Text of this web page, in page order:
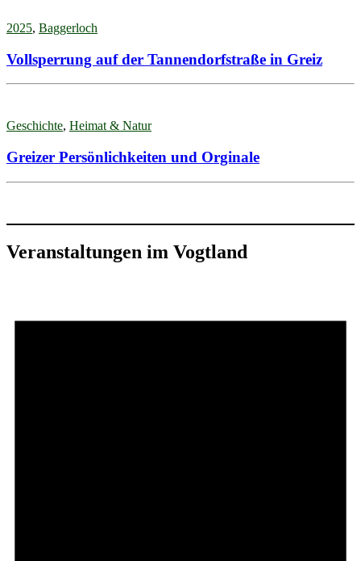
2025, Baggerloch
Vollsperrung auf der Tannendorfstraße in Greiz
Geschichte, Heimat & Natur
Greizer Persönlichkeiten und Orginale
Veranstaltungen im Vogtland